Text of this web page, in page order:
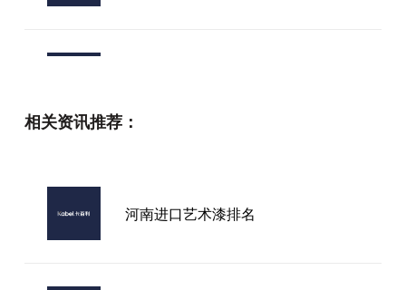
相关资讯推荐：
河南进口艺术漆排名